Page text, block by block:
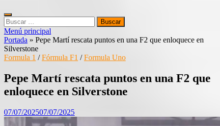
Buscar:
Menú principal
Portada » Pepe Martí rescata puntos en una F2 que enloquece en
Silverstone
Formula 1 /Fórmula F1 /Formula Uno
Pepe Martí rescata puntos en una F2 que
enloquece en Silverstone
07/07/202507/07/2025